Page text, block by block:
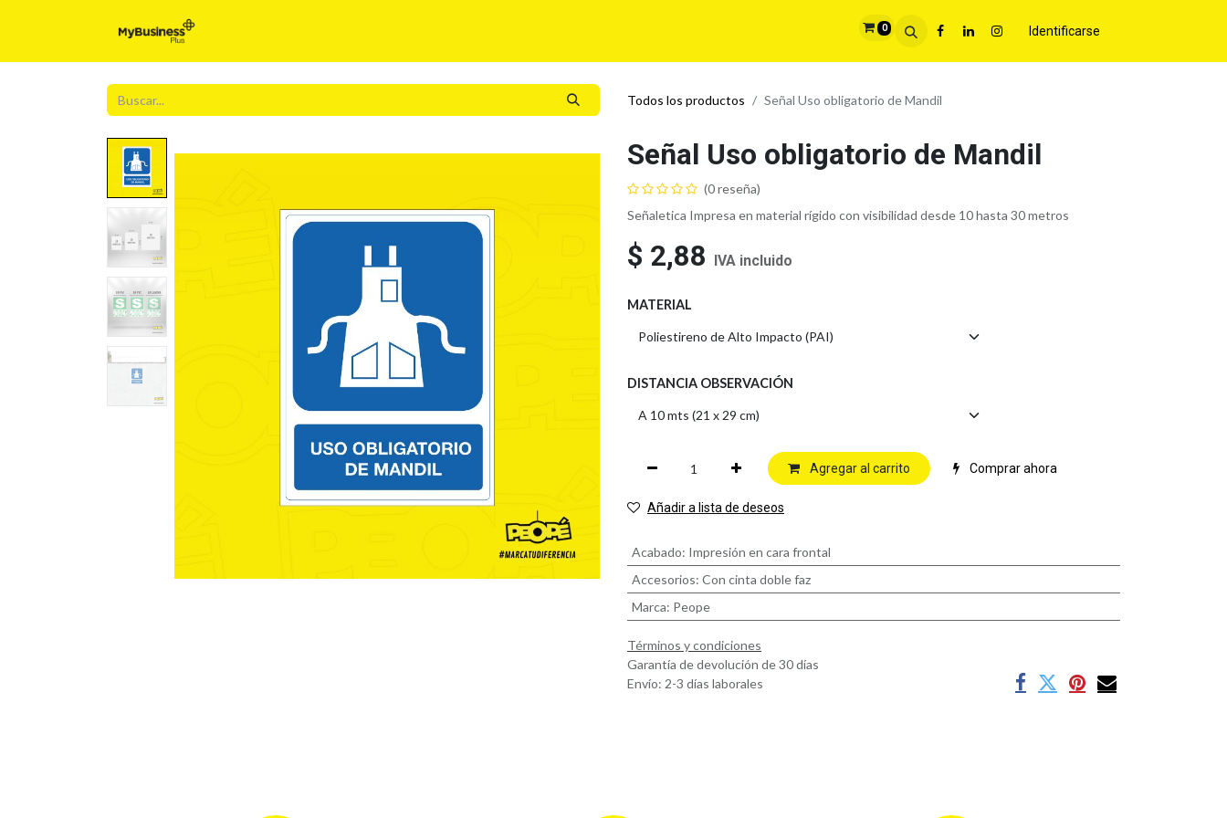
0 Identificarse
Todos los productos Señal Uso obligatorio de Mandil
Señal Uso obligatorio de Mandil
(0 reseña)
Señaletica Impresa en material rígido con visibilidad desde 10 hasta 30 metros
$ 2,88 IVA incluido
MATERIAL
DISTANCIA OBSERVACIÓN
Agregar al carrito Comprar ahora
Añadir a lista de deseos
Acabado: Impresión en cara frontal
Accesorios: Con cinta doble faz
Marca: Peope
Términos y condiciones
Garantía de devolución de 30 días
Envío: 2-3 días laborales